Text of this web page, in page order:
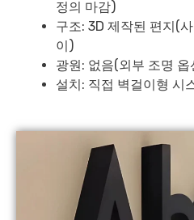
정의 마감)
구조: 3D 제작된 편지(
이)
광원: 없음(외부 조명 옵
설치: 직접 벽걸이형 시